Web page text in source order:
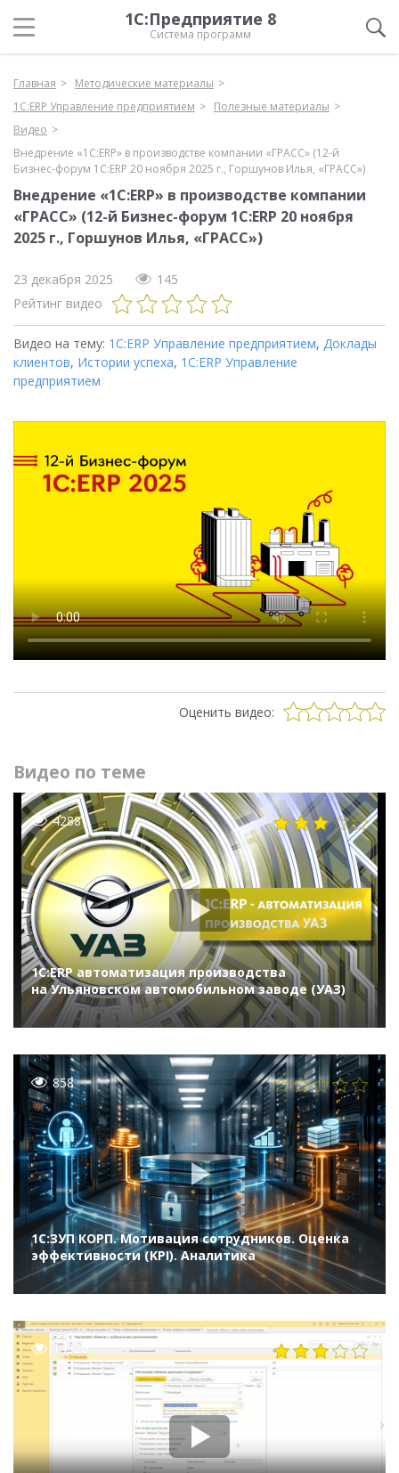
1С:Предприятие 8
Система программ
Главная
Методические материалы
1С:ERP Управление предприятием
Полезные материалы
Видео
Внедрение «1С:ERP» в производстве компании «ГРАСС» (12-й
Бизнес-форум 1С:ERP 20 ноября 2025 г., Горшунов Илья, «ГРАСС»)
Внедрение «1С:ERP» в производстве компании
«ГРАСС» (12-й Бизнес-форум 1С:ERP 20 ноября
2025 г., Горшунов Илья, «ГРАСС»)
23 декабря 2025
145
Рейтинг видео
Видео на тему: 1С:ERP Управление предприятием, Доклады
клиентов, Истории успеха, 1С:ERP Управление
предприятием
Оценить видео:
Видео по теме
4288
1С:ERP автоматизация производства
на Ульяновском автомобильном заводе (УАЗ)
858
1С:ЗУП КОРП. Мотивация сотрудников. Оценка
эффективности (KPI). Аналитика
14320